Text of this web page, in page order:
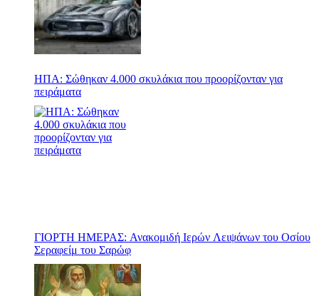
ΗΠΑ: Σώθηκαν 4.000 σκυλάκια που προορίζονταν για
πειράματα
ΓΙΟΡΤΗ ΗΜΕΡΑΣ: Ανακομιδή Ιερών Λειψάνων του Οσίου
Σεραφείμ του Σαρώφ